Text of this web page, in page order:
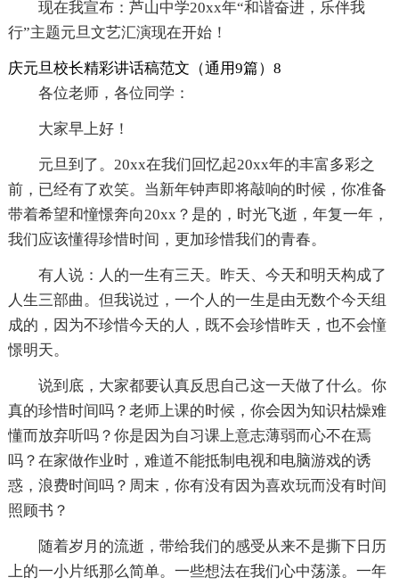
现在我宣布：芦山中学20xx年“和谐奋进，乐伴我
行”主题元旦文艺汇演现在开始！
庆元旦校长精彩讲话稿范文（通用9篇）8
各位老师，各位同学：
大家早上好！
元旦到了。20xx在我们回忆起20xx年的丰富多彩之
前，已经有了欢笑。当新年钟声即将敲响的时候，你准备
带着希望和憧憬奔向20xx？是的，时光飞逝，年复一年，
我们应该懂得珍惜时间，更加珍惜我们的青春。
有人说：人的一生有三天。昨天、今天和明天构成了
人生三部曲。但我说过，一个人的一生是由无数个今天组
成的，因为不珍惜今天的人，既不会珍惜昨天，也不会憧
憬明天。
说到底，大家都要认真反思自己这一天做了什么。你
真的珍惜时间吗？老师上课的时候，你会因为知识枯燥难
懂而放弃听吗？你是因为自习课上意志薄弱而心不在焉
吗？在家做作业时，难道不能抵制电视和电脑游戏的诱
惑，浪费时间吗？周末，你有没有因为喜欢玩而没有时间
照顾书？
随着岁月的流逝，带给我们的感受从来不是撕下日历
上的一小片纸那么简单。一些想法在我们心中荡漾。一年